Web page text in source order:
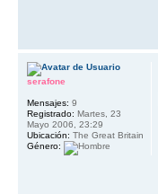
serafone
Mensajes: 9
Registrado: Martes, 23
Mayo 2006, 23:29
Ubicación: The Great Britain
Género: